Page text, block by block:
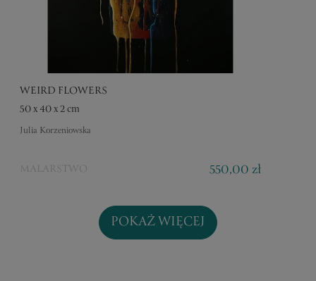
WEIRD FLOWERS
50 x 40 x 2 cm
Julia Korzeniowska
MALARSTWO 550,00 zł
POKAŻ WIĘCEJ